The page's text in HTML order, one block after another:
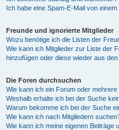
Ich habe eine Spam-E-Mail von
Freunde und ignorierte Mitglieder
Wozu benötige ich die Listen der
Wie kann ich Mitglieder zur Liste der
hinzufügen oder diese wieder aus
Die Foren durchsuchen
Wie kann ich ein Forum oder
Weshalb erhalte ich bei der Suche
Warum bekomme ich bei der Suche
Wie kann ich nach Mitgliedern
Wie kann ich meine eigenen Beiträge